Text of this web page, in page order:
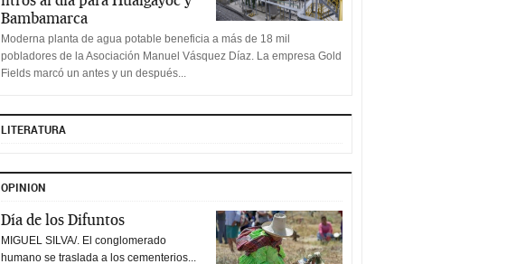
Bambamarca
Moderna planta de agua potable beneficia a más de 18 mil
pobladores de la Asociación Manuel Vásquez Díaz. La empresa Gold
Fields marcó un antes y un después...
LITERATURA
OPINION
Día de los Difuntos
MIGUEL SILVA/. El conglomerado
humano se traslada a los cementerios...